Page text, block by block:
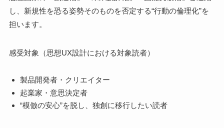
し、新規性を恐る姿勢そのものを否定する“行動の倫理化”を
担います。
感受対象（思想UX設計における対象読者）
製品開発者・クリエイター
起業家・意思決定者
“模倣の安心”を脱し、独創に移行したい読者